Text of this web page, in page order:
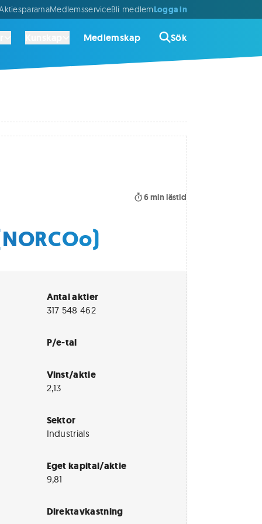
MedlemsserviceBli medlemLogga in
Medlemskap Sök
6min lästid
Antal aktier
317 548 462
P/e-tal
Vinst/aktie
2,13
Sektor
Industrials
Eget kapital/aktie
9,81
Direktavkastning